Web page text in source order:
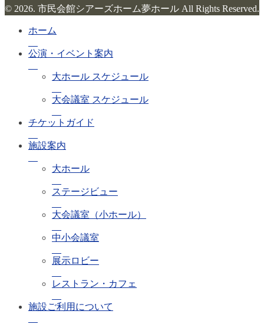
© 2026. 市民会館シアーズホーム夢ホール All Rights Reserved.
ホーム
公演・イベント案内
大ホール スケジュール
大会議室 スケジュール
チケットガイド
施設案内
大ホール
ステージビュー
大会議室（小ホール）
中小会議室
展示ロビー
レストラン・カフェ
施設ご利用について